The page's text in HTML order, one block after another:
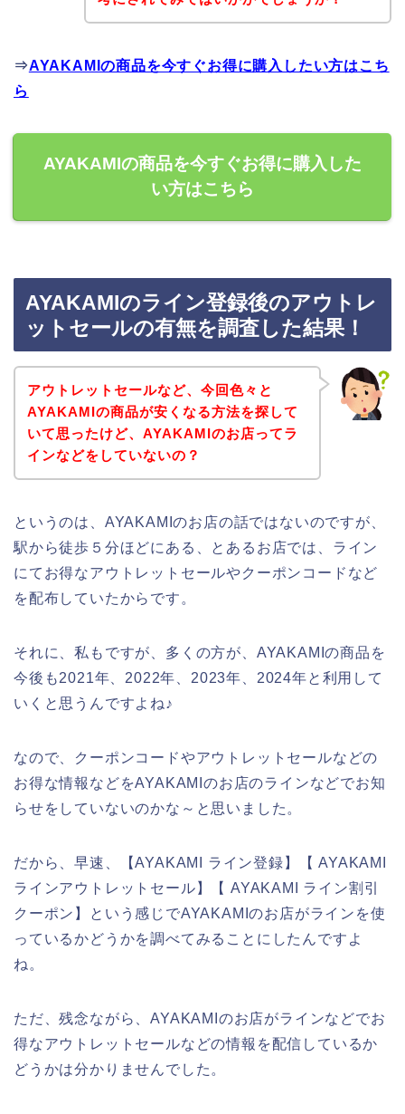
⇒AYAKAMIの商品を今すぐお得に購入したい方はこち
ら
AYAKAMIの商品を今すぐお得に購入した
い方はこちら
AYAKAMIのライン登録後のアウトレ
ットセールの有無を調査した結果！
アウトレットセールなど、今回色々と
AYAKAMIの商品が安くなる方法を探して
いて思ったけど、AYAKAMIのお店ってラ
インなどをしていないの？
というのは、AYAKAMIのお店の話ではないのですが、
駅から徒歩５分ほどにある、とあるお店では、ライン
にてお得なアウトレットセールやクーポンコードなど
を配布していたからです。
それに、私もですが、多くの方が、AYAKAMIの商品を
今後も2021年、2022年、2023年、2024年と利用して
いくと思うんですよね♪
なので、クーポンコードやアウトレットセールなどの
お得な情報などをAYAKAMIのお店のラインなどでお知
らせをしていないのかな～と思いました。
だから、早速、【AYAKAMI ライン登録】【 AYAKAMI
ラインアウトレットセール】【 AYAKAMI ライン割引
クーポン】という感じでAYAKAMIのお店がラインを使
っているかどうかを調べてみることにしたんですよ
ね。
ただ、残念ながら、AYAKAMIのお店がラインなどでお
得なアウトレットセールなどの情報を配信しているか
どうかは分かりませんでした。